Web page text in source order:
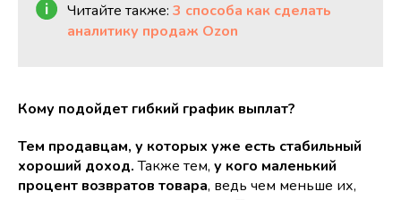
Читайте также: 3 способа как сделать
аналитику продаж Ozon
Кому подойдет гибкий график выплат?
Тем продавцам, у которых уже есть стабильный
хороший доход.Также тем, у кого маленький
процент возвратов товара, ведь чем меньше их,